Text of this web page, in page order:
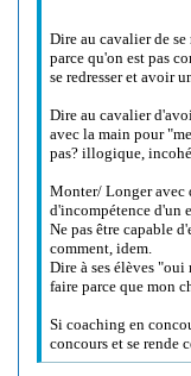
Dire au cavalier de se
parce qu'on est pas
se redresser et avoir
Dire au cavalier
avec la main pour
pas? illogique,
Monter/ Longer avec
d'incompétence d'un
Ne pas être capable
comment, idem.
Dire à ses élèves
faire parce que mon
Si coaching en
concours et se rende